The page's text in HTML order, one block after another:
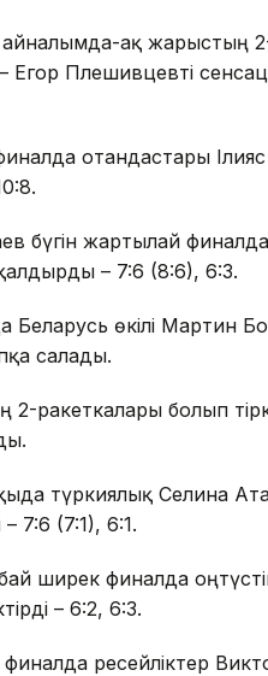
ақ жарыстың
Егор Плешивцевті
отандастары
бүгін жартылай
– 7:6 (8:6), 6:3.
Беларусь өкілі Мартин
салады.
ракеткалары болып
түркиялық Селина
7:6 (7:1), 6:1.
ширек финалда
– 6:2, 6:3.
ресейліктер